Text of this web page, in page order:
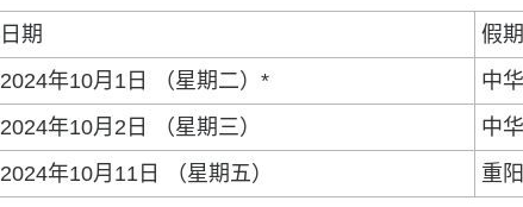
日期
假期
2024年10月1日 （星期二）*
中
2024年10月2日 （星期三）
中
2024年10月11日 （星期五）
重